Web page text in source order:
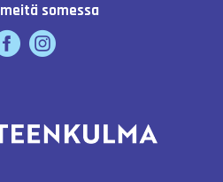
somessa